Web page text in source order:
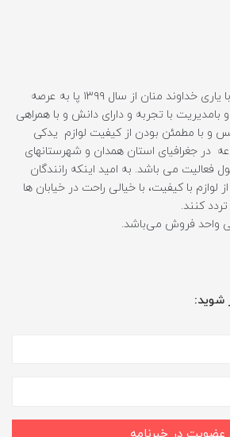
شرکت پخش چاپار یدک با یاری خداوند منان از سال ۱۳۹۹ پا به عرصه
بامدیریت با تجربه و دارای دانش و با همراهی
و با مطمئن بودن از کیفیت لوازم یدکی
در جغرافیای استان همدان و شهرستانهای
فعالیت می باشد. به امید اینکه رانندگان
لوازم با کیفیت، با خیالی راحت در خیابان ها
کنند.
شوید: